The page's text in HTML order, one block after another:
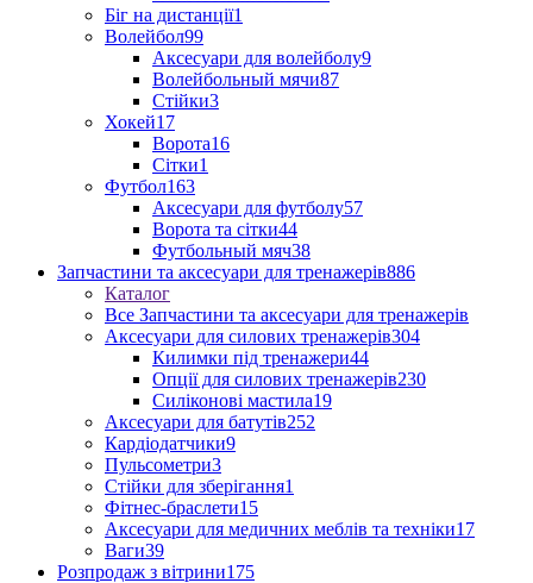
Біг на дистанції1
Волейбол99
Аксесуари для волейболу9
Волейбольный мячи87
Стійки3
Хокей17
Ворота16
Сітки1
Футбол163
Аксесуари для футболу57
Ворота та сітки44
Футбольный мяч38
Запчастини та аксесуари для тренажерів886
Каталог
Все Запчастини та аксесуари для тренажерів
Аксесуари для силових тренажерів304
Килимки під тренажери44
Опції для силових тренажерів230
Силіконові мастила19
Аксесуари для батутів252
Кардіодатчики9
Пульсометри3
Стійки для зберігання1
Фітнес-браслети15
Аксесуари для медичних меблів та техніки17
Ваги39
Розпродаж з вітрини175